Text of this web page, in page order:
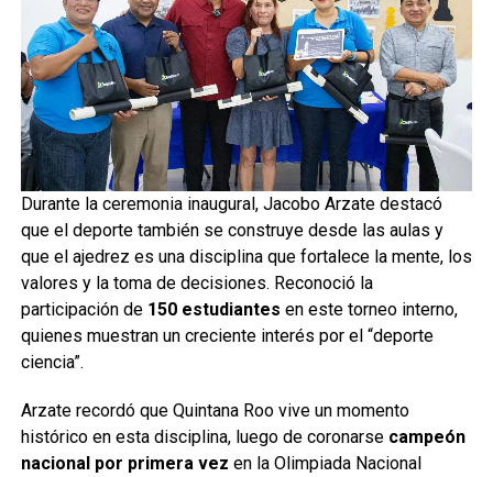
Durante la ceremonia inaugural, Jacobo Arzate destacó
que el deporte también se construye desde las aulas y
que el ajedrez es una disciplina que fortalece la mente, los
valores y la toma de decisiones. Reconoció la
participación de 150 estudiantes en este torneo interno,
quienes muestran un creciente interés por el “deporte
ciencia”.
Arzate recordó que Quintana Roo vive un momento
histórico en esta disciplina, luego de coronarse campeón
nacional por primera vez en la Olimpiada Nacional